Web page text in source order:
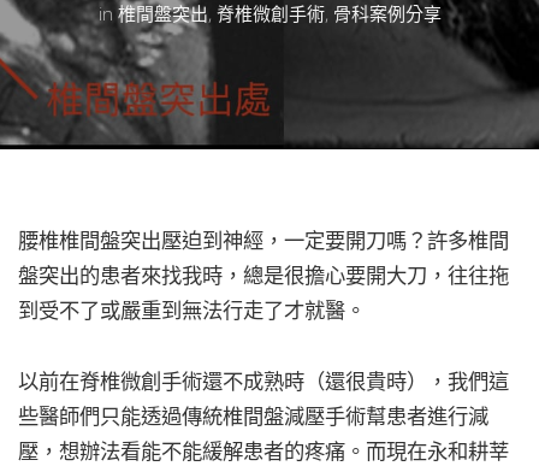
in 椎間盤突出, 脊椎微創手術, 骨科案例分享
腰椎椎間盤突出壓迫到神經，一定要開刀嗎？許多椎間
盤突出的患者來找我時，總是很擔心要開大刀，往往拖
到受不了或嚴重到無法行走了才就醫。
以前在脊椎微創手術還不成熟時（還很貴時），我們這
些醫師們只能透過傳統椎間盤減壓手術幫患者進行減
壓，想辦法看能不能緩解患者的疼痛。而現在永和耕莘